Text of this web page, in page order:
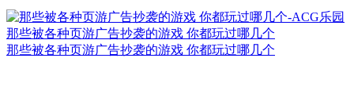
那些被各种页游广告抄袭的游戏 你都玩过哪几个
那些被各种页游广告抄袭的游戏 你都玩过哪几个